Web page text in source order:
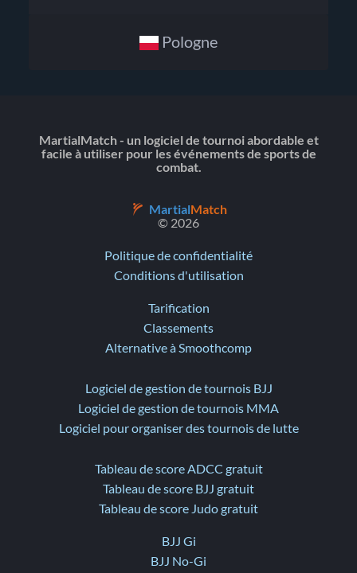
Pologne
MartialMatch - un logiciel de tournoi abordable et
facile à utiliser pour les événements de sports de
combat.
MartialMatch
© 2026
Politique de confidentialité
Conditions d'utilisation
Tarification
Classements
Alternative à Smoothcomp
Logiciel de gestion de tournois BJJ
Logiciel de gestion de tournois MMA
Logiciel pour organiser des tournois de lutte
Tableau de score ADCC gratuit
Tableau de score BJJ gratuit
Tableau de score Judo gratuit
BJJ Gi
BJJ No-Gi